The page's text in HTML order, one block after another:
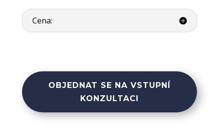
Cena:
OBJEDNAT SE NA VSTUPNÍ
KONZULTACI